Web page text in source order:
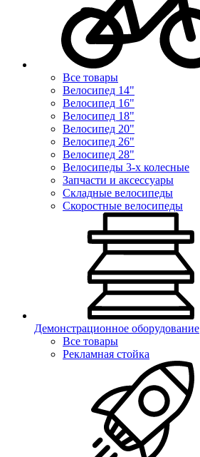
Все товары
Велосипед 14"
Велосипед 16"
Велосипед 18"
Велосипед 20"
Велосипед 26"
Велосипед 28"
Велосипеды 3-х колесные
Запчасти и аксессуары
Складные велосипеды
Скоростные велосипеды
Демонстрационное оборудование
Все товары
Рекламная стойка